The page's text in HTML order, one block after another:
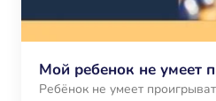
Мой ребенок не умеет
Ребёнок не умеет